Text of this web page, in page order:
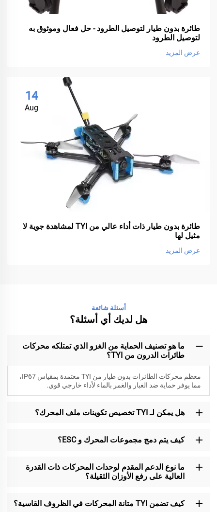
طائرة بدون طيار لتوصيل الطرود - حل فعال وموثوق به
لتوصيل الطرود
عرض المزيد
14
Aug
طائرة بدون طيار ذات أداء عالي من TYI لمشاهدة جوية لا
مثيل لها
عرض المزيد
أسئلة شائعة
هل لديك أي أسئلة؟
ما هو تصنيف الحماية من الغزو الذي تمتلكه محركات
طائرات الدرون من TYI؟
معظم محركات الطائرات بدون طيار من TYI معتمدة بمقياس IP67،
مما يوفر حماية ضد الغبار والغمر بالماء لأداء خارجي قوي.
هل يمكن لـ TYI تخصيص تكوينات ملف المحرك؟
كيف يتم دمج مجموعات المحرك و ESC؟
ما نوع الدعم المقدم لوحدات المحركات ذات القدرة
العالية على رفع الأوزان الثقيلة؟
كيف تضمن TYI متانة المحركات في الظروف القاسية؟